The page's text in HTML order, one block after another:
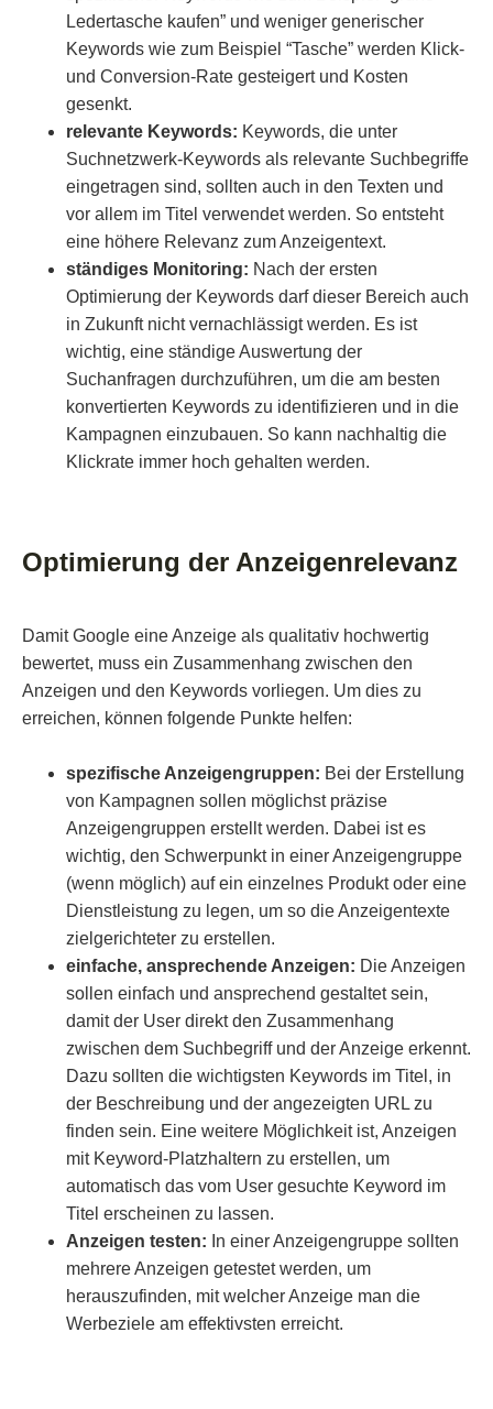
Ledertasche kaufen” und weniger generischer
Keywords wie zum Beispiel “Tasche” werden Klick-
und Conversion-Rate gesteigert und Kosten
gesenkt.
relevante Keywords: Keywords, die unter
Suchnetzwerk-Keywords als relevante Suchbegriffe
eingetragen sind, sollten auch in den Texten und
vor allem im Titel verwendet werden. So entsteht
eine höhere Relevanz zum Anzeigentext.
ständiges Monitoring: Nach der ersten
Optimierung der Keywords darf dieser Bereich auch
in Zukunft nicht vernachlässigt werden. Es ist
wichtig, eine ständige Auswertung der
Suchanfragen durchzuführen, um die am besten
konvertierten Keywords zu identifizieren und in die
Kampagnen einzubauen. So kann nachhaltig die
Klickrate immer hoch gehalten werden.
Optimierung der Anzeigenrelevanz
Damit Google eine Anzeige als qualitativ hochwertig
bewertet, muss ein Zusammenhang zwischen den
Anzeigen und den Keywords vorliegen. Um dies zu
erreichen, können folgende Punkte helfen:
spezifische Anzeigengruppen: Bei der Erstellung
von Kampagnen sollen möglichst präzise
Anzeigengruppen erstellt werden. Dabei ist es
wichtig, den Schwerpunkt in einer Anzeigengruppe
(wenn möglich) auf ein einzelnes Produkt oder eine
Dienstleistung zu legen, um so die Anzeigentexte
zielgerichteter zu erstellen.
einfache, ansprechende Anzeigen: Die Anzeigen
sollen einfach und ansprechend gestaltet sein,
damit der User direkt den Zusammenhang
zwischen dem Suchbegriff und der Anzeige erkennt.
Dazu sollten die wichtigsten Keywords im Titel, in
der Beschreibung und der angezeigten URL zu
finden sein. Eine weitere Möglichkeit ist, Anzeigen
mit Keyword-Platzhaltern zu erstellen, um
automatisch das vom User gesuchte Keyword im
Titel erscheinen zu lassen.
Anzeigen testen: In einer Anzeigengruppe sollten
mehrere Anzeigen getestet werden, um
herauszufinden, mit welcher Anzeige man die
Werbeziele am effektivsten erreicht.